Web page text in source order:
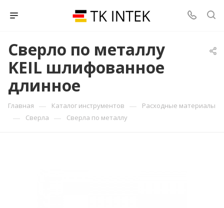
Сверло по металлу
KEIL шлифованное
длинное
Главная — Каталог инструментов — Расходные материалы
— Сверла — Сверла по металлу